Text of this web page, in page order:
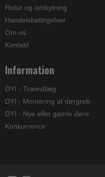
Retur og ombytning
Handelsbetingelser
Om os
Kontakt
Information
DYI - Træindlæg
DYI - Montering af dørgreb
DYI - Nye eller gamle døre
Konkurrence